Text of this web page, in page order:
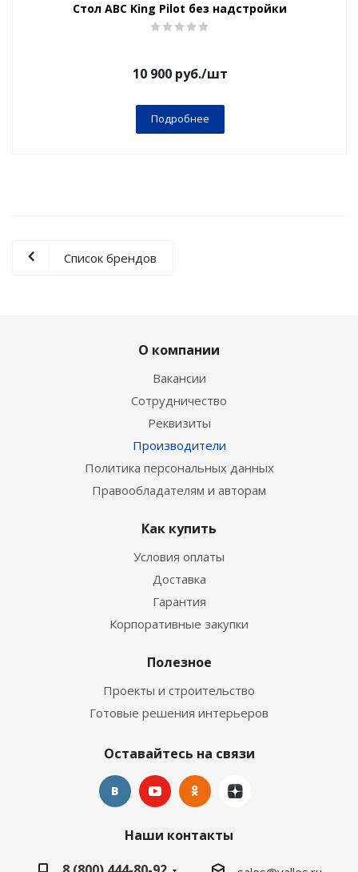
Стол ABC King Pilot без надстройки
10 900руб./шт
Подробнее
Список брендов
О компании
Вакансии
Сотрудничество
Реквизиты
Производители
Политика персональных данных
Правообладателям и авторам
Как купить
Условия оплаты
Доставка
Гарантия
Корпоративные закупки
Полезное
Проекты и строительство
Готовые решения интерьеров
Оставайтесь на связи
Наши контакты